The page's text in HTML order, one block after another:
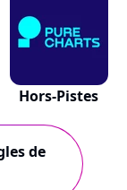
Hors-Pistes
de